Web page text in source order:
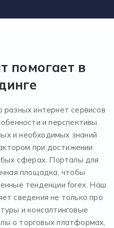
помогает в
интернет сервисов
и перспективы.
и необходимых знаний
при достижении
сферах. Порталы для
площадка, чтобы
тенденции forex. Наш
сведения не только про
и консалтинговые
о торговых платформах,